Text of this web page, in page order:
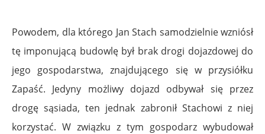
Powodem, dla którego Jan Stach samodzielnie wzniósł
tę imponującą budowlę był brak drogi dojazdowej do
jego gospodarstwa, znajdującego się w przysiółku
Zapaść. Jedyny możliwy dojazd odbywał się przez
drogę sąsiada, ten jednak zabronił Stachowi z niej
korzystać. W związku z tym gospodarz wybudował